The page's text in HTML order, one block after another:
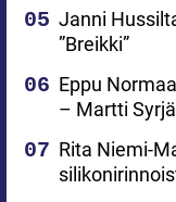
Janni
”Breikki”
Eppu
– Martti
Rita Niemi-